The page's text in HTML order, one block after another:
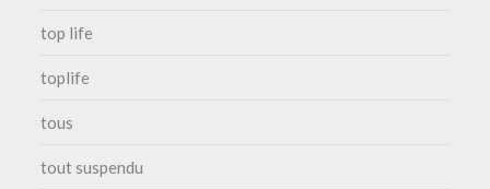
top life
toplife
tous
tout suspendu